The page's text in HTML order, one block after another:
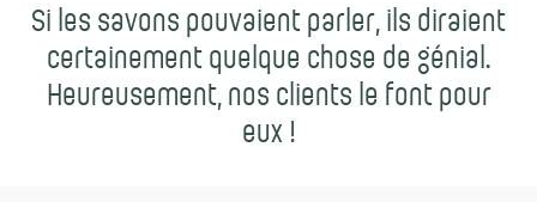
Si les savons pouvaient parler, ils diraient
certainement quelque chose de génial.
Heureusement, nos clients le font pour
eux !